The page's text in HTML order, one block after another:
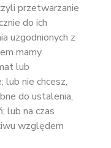
przetwarzanie
do ich
uzgodnionych z
mamy
lub
nie chcesz,
do ustalenia,
lub na czas
względem